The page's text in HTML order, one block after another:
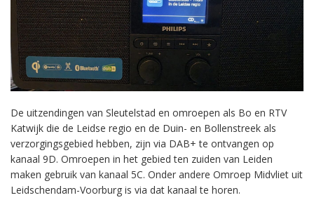
De uitzendingen van Sleutelstad en omroepen als Bo en RTV
Katwijk die de Leidse regio en de Duin- en Bollenstreek als
verzorgingsgebied hebben, zijn via DAB+ te ontvangen op
kanaal 9D. Omroepen in het gebied ten zuiden van Leiden
maken gebruik van kanaal 5C. Onder andere Omroep Midvliet uit
Leidschendam-Voorburg is via dat kanaal te horen.